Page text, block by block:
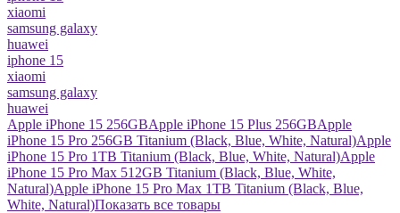
xiaomi
samsung galaxy
huawei
iphone 15
xiaomi
samsung galaxy
huawei
Apple iPhone 15 256GBApple iPhone 15 Plus 256GBApple
iPhone 15 Pro 256GB Titanium (Black, Blue, White, Natural)Apple
iPhone 15 Pro 1TB Titanium (Black, Blue, White, Natural)Apple
iPhone 15 Pro Max 512GB Titanium (Black, Blue, White,
Natural)Apple iPhone 15 Pro Max 1TB Titanium (Black, Blue,
White, Natural)Показать все товары